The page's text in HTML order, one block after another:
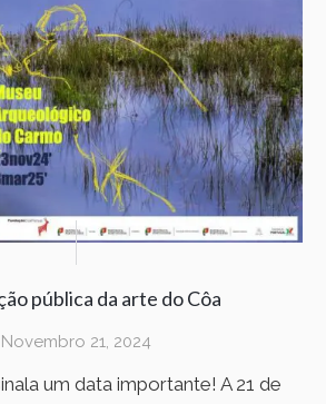
pública da arte do Côa
Novembro 21, 2024
um data importante! A 21 de